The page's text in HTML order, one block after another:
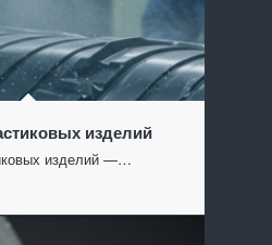
изделий
изделий —…